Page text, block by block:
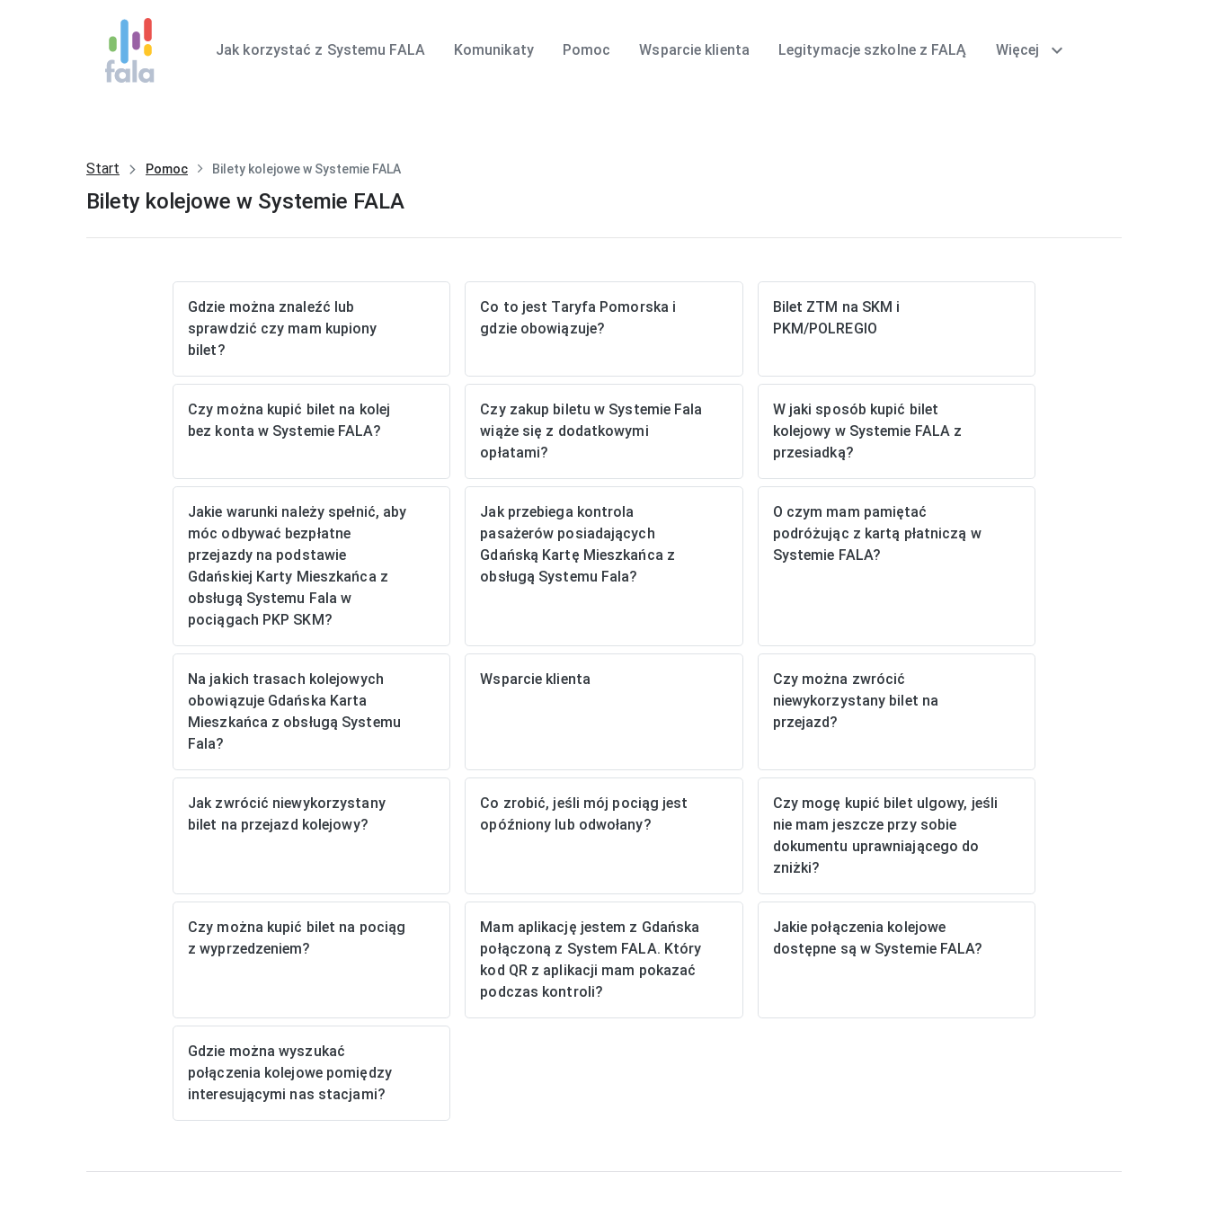
Jak korzystać z Systemu FALA Komunikaty Pomoc Wsparcie klienta Legitymacje szkolne z FALĄ Więcej expand_more
Start Pomoc Bilety kolejowe w Systemie FALA
Bilety kolejowe w Systemie FALA
Gdzie można znaleźć lub
sprawdzić czy mam kupiony
bilet?
Co to jest Taryfa Pomorska i
gdzie obowiązuje?
Bilet ZTM na SKM i
PKM/POLREGIO
Czy można kupić bilet na kolej
bez konta w Systemie FALA?
Czy zakup biletu w Systemie Fala
wiąże się z dodatkowymi
opłatami?
W jaki sposób kupić bilet
kolejowy w Systemie FALA z
przesiadką?
Jakie warunki należy spełnić, aby
móc odbywać bezpłatne
przejazdy na podstawie
Gdańskiej Karty Mieszkańca z
obsługą Systemu Fala w
pociągach PKP SKM?
Jak przebiega kontrola
pasażerów posiadających
Gdańską Kartę Mieszkańca z
obsługą Systemu Fala?
O czym mam pamiętać
podróżując z kartą płatniczą w
Systemie FALA?
Na jakich trasach kolejowych
obowiązuje Gdańska Karta
Mieszkańca z obsługą Systemu
Fala?
Wsparcie klienta
Czy można zwrócić
niewykorzystany bilet na
przejazd?
Jak zwrócić niewykorzystany
bilet na przejazd kolejowy?
Co zrobić, jeśli mój pociąg jest
opóźniony lub odwołany?
Czy mogę kupić bilet ulgowy, jeśli
nie mam jeszcze przy sobie
dokumentu uprawniającego do
zniżki?
Czy można kupić bilet na pociąg
z wyprzedzeniem?
Mam aplikację jestem z Gdańska
połączoną z System FALA. Który
kod QR z aplikacji mam pokazać
podczas kontroli?
Jakie połączenia kolejowe
dostępne są w Systemie FALA?
Gdzie można wyszukać
połączenia kolejowe pomiędzy
interesującymi nas stacjami?